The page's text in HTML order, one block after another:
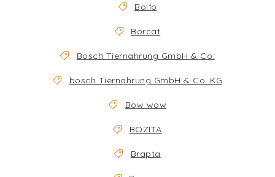
Bolfo
Borcat
Bosch Tiernahrung GmbH & Co.
bosch Tiernahrung GmbH & Co. KG
Bow wow
BOZITA
Brapta